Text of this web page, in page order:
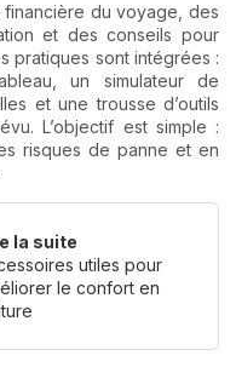
financière du voyage, des
et des conseils pour
pratiques sont intégrées :
un simulateur de
et une trousse d’outils
L’objectif est simple :
risques de panne et en
la suite
utiles pour
le confort en